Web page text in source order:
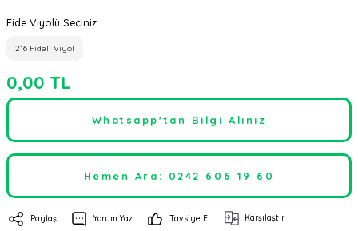
Fide Viyolü Seçiniz
216 Fideli Viyol
0,00 TL
Whatsapp'tan Bilgi Alınız
Hemen Ara: 0242 606 19 60
Paylaş Yorum Yaz Tavsiye Et Karşılaştır